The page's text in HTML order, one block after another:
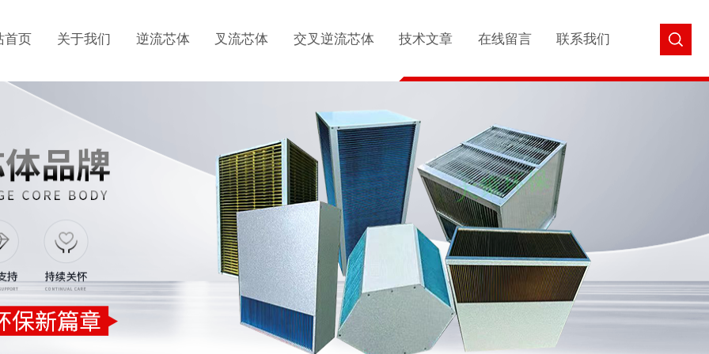
首页 关于我们 逆流芯体 叉流芯体 交叉逆流芯体 技术文章 在线留言 联系我们